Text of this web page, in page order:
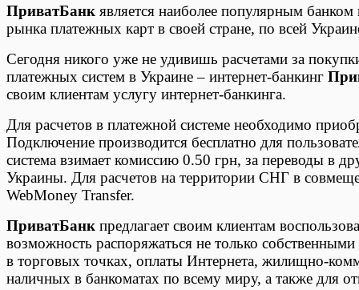
ПриватБанк является наиболее популярным
рынка платежных карт в своей стране, по всей
Сегодня никого уже не удивишь расчетами за
платежных систем в Украине – интернет-банкинг
своим клиентам услугу интернет-банкинга.
Для расчетов в платежной системе необходимо
Подключение производится бесплатно для
система взимает комиссию 0.50 грн, за переводы в
Украины. Для расчетов на территории СНГ в
WebMoney Transfer.
ПриватБанк предлагает своим клиентам
возможность распоряжаться не только
в торговых точках, оплаты Интернета, жилищно-
наличных в банкоматах по всему миру, а также для